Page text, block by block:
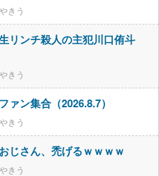
やきう
リンチ殺人の主犯川口侑斗
やきう
ァン集合（2026.8.7）
やきう
じさん、禿げるｗｗｗｗ
やきう